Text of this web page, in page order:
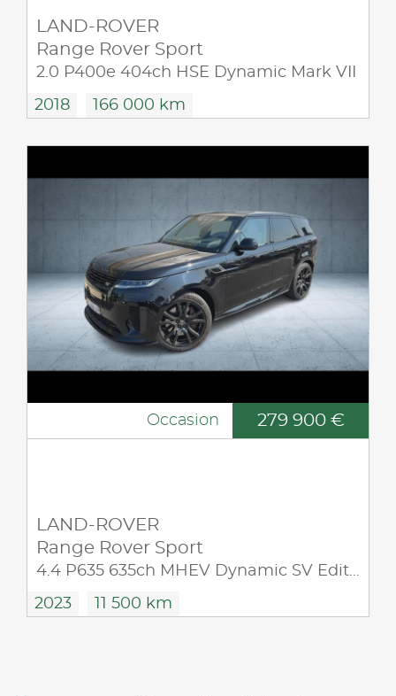
LAND-ROVER
Range Rover Sport
2.0 P400e 404ch HSE Dynamic Mark VII
2018 166 000 km
Occasion 279 900 €
LAND-ROVER
Range Rover Sport
2023 11 500 km